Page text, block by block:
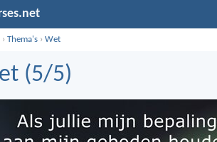
›Thema's ›Wet
(5/5)